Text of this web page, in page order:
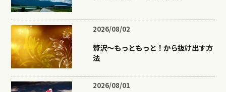
2026/08/02
贅沢〜もっともっと！から抜け出す方
法
2026/08/01